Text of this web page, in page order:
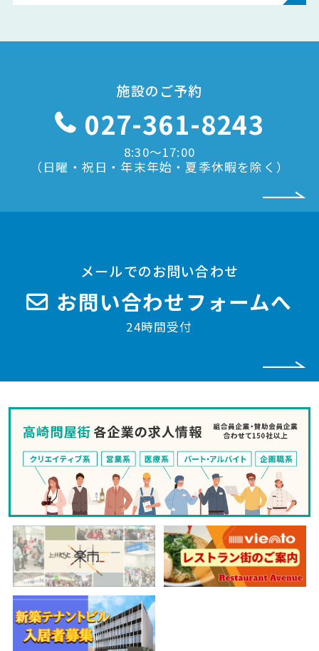
施設のご予約
027-361-8243
8:30〜17:00
（日曜・祝日・年末年始・夏季休暇を除く）
メールでのお問い合わせ
お問い合わせフォームへ
24時間受付